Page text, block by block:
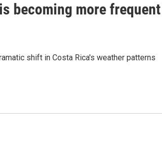
becoming more frequent
shift in Costa Rica's weather patterns